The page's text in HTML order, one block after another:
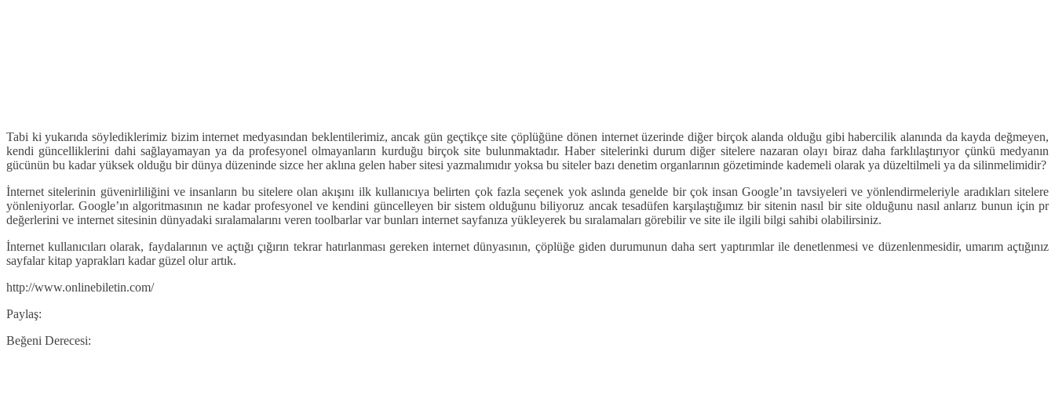
Tabi ki yukarıda söylediklerimiz bizim internet medyasından beklentilerimiz, ancak gün geçtikçe site çöplüğüne dönen internet üzerinde diğer birçok alanda olduğu gibi habercilik alanında da kayda değmeyen,
kendi güncelliklerini dahi sağlayamayan ya da profesyonel olmayanların kurduğu birçok site bulunmaktadır. Haber sitelerinki durum diğer sitelere nazaran olayı biraz daha farklılaştırıyor çünkü medyanın
gücünün bu kadar yüksek olduğu bir dünya düzeninde sizce her aklına gelen haber sitesi yazmalımıdır yoksa bu siteler bazı denetim organlarının gözetiminde kademeli olarak ya düzeltilmeli ya da silinmelimidir?
İnternet sitelerinin güvenirliliğini ve insanların bu sitelere olan akışını ilk kullanıcıya belirten çok fazla seçenek yok aslında genelde bir çok insan Google’ın tavsiyeleri ve yönlendirmeleriyle aradıkları sitelere
yönleniyorlar. Google’ın algoritmasının ne kadar profesyonel ve kendini güncelleyen bir sistem olduğunu biliyoruz ancak tesadüfen karşılaştığımız bir sitenin nasıl bir site olduğunu nasıl anlarız bunun için pr
değerlerini ve internet sitesinin dünyadaki sıralamalarını veren toolbarlar var bunları internet sayfanıza yükleyerek bu sıralamaları görebilir ve site ile ilgili bilgi sahibi olabilirsiniz.
İnternet kullanıcıları olarak, faydalarının ve açtığı çığırın tekrar hatırlanması gereken internet dünyasının, çöplüğe giden durumunun daha sert yaptırımlar ile denetlenmesi ve düzenlenmesidir, umarım açtığınız
sayfalar kitap yaprakları kadar güzel olur artık.
http://www.onlinebiletin.com/
Paylaş:
Beğeni Derecesi: